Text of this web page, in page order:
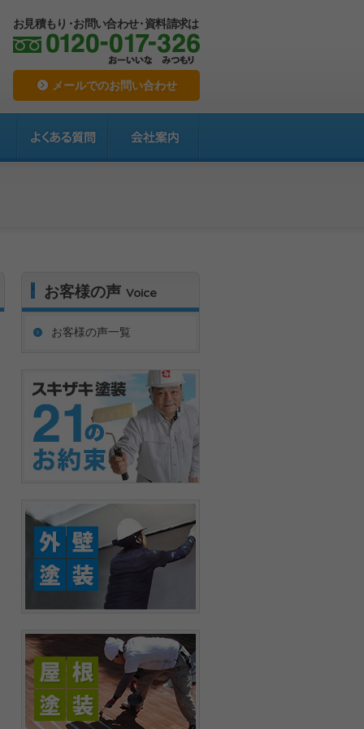
お見積もり・お問い合わせ・資料請求は
メールでのお問い合わせ
お客様の声 Voice
お客様の声一覧